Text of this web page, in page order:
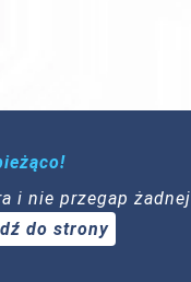
i nie przegap żadnej
do strony